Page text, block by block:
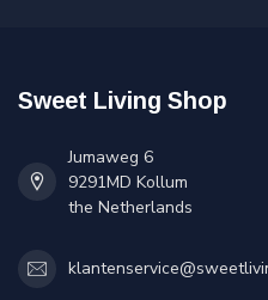
Sweet Living Shop
Jumaweg 6
9291MD Kollum
the Netherlands